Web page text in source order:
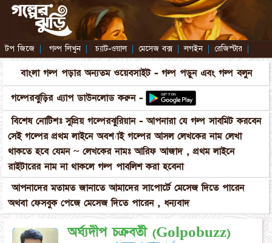
টপ জিজে | গল্প লিখুন | চ্যাট-ওয়াল | মেসেজ বক্স | লগইন | রেজিস্টার |
বাংলা গল্প পড়ার অন্যতম ওয়েবসাইট - গল্প পড়ুন এবং গল্প বলুন
গল্পেরঝুড়ির এ্যাপ ডাউনলোড করুন -
বিশেষ নোটিশঃ সুপ্রিয় গল্পেরঝুরিয়ান - আপনারা যে গল্প সাবমিট করবেন
সেই গল্পের প্রথম লাইনে অবশ্যাই গল্পের আসল লেখকের নাম লেখা
থাকতে হবে যেমন ~ লেখকের নামঃ আরিফ আজাদ , প্রথম লাইনে
রাইটারের নাম না থাকলে গল্প পাবলিশ করা হবেনা
আপনাদের মতামত জানাতে আমাদের সাপোর্টে মেসেজ দিতে পারেন
অথবা ফেসবুক পেজে মেসেজ দিতে পারেন , ধন্যবাদ
অর্ঘ্যদীপ চক্রবর্তী (Golpobuzz)